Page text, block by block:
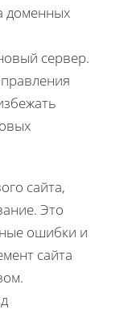
доменных
сервер.
сайта,
Это
ошибки и
сайта